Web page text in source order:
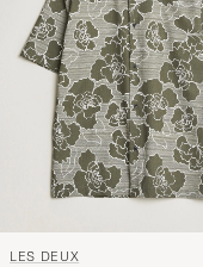
LES DEUX